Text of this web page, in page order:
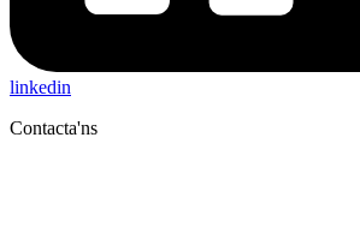
linkedin
Contacta'ns